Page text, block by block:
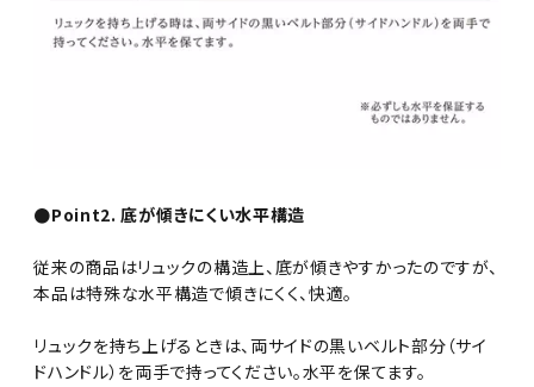
●Point2. 底が傾きにくい水平構造
従来の商品はリュックの構造上、底が傾きやすかったのですが、
本品は特殊な水平構造で傾きにくく、快適。
リュックを持ち上げるときは、両サイドの黒いベルト部分（サイ
ドハンドル）を両手で持ってください。水平を保てます。